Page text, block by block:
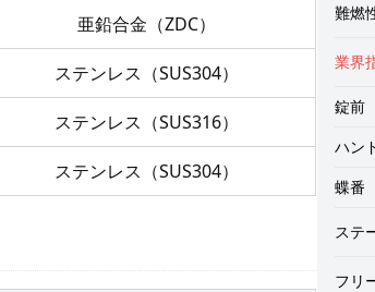
亜鉛合金（ZDC）
ステンレス（SUS304）
ステンレス（SUS316）
ステンレス（SUS304）
ダ
プ
難燃
業界
錠前
錠
コ
キ
ハン
平
平
蝶番
蝶
ステ
フリ